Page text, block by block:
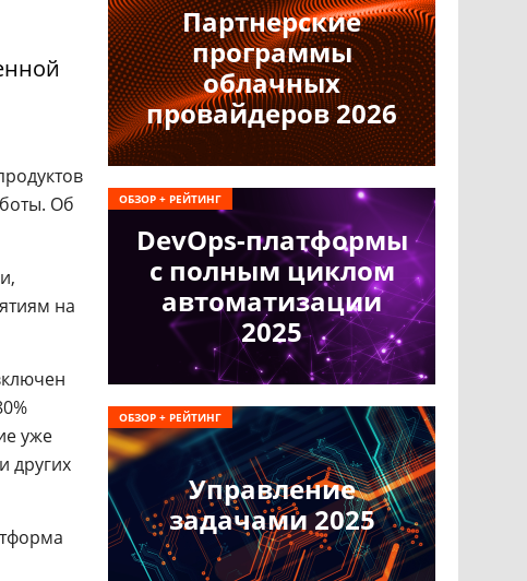
Об
на
уже
и других
Партнерские
программы
облачных
провайдеров 2026
DevOps-платформы
с полным циклом
автоматизации
2025
ОБЗОР + РЕЙТИНГ
Управление
задачами 2025
ОБЗОР + РЕЙТИНГ